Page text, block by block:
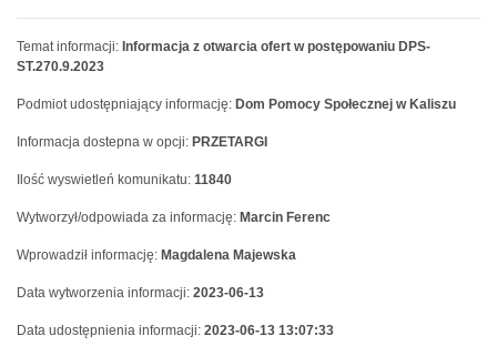
Temat informacji: Informacja z otwarcia ofert w postępowaniu DPS-
ST.270.9.2023
Podmiot udostępniający informację: Dom Pomocy Społecznej w Kaliszu
Informacja dostepna w opcji: PRZETARGI
Ilość wyswietleń komunikatu: 11840
Wytworzył/odpowiada za informację: Marcin Ferenc
Wprowadził informację: Magdalena Majewska
Data wytworzenia informacji: 2023-06-13
Data udostępnienia informacji: 2023-06-13 13:07:33